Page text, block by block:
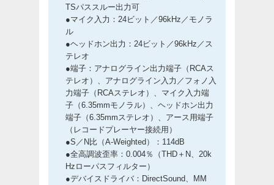
TSパススルー出力可
●マイク入力：24ビット／96kHz／モノラ
ル
●ヘッドホン出力：24ビット／96kHz／ス
テレオ
●端子：アナログライン出力端子（RCAス
テレオ）、アナログライン入力／フォノ入
力端子（RCAステレオ）、マイク入力端
子（6.35mmモノラル）、ヘッドホン出力
端子（6.35mmステレオ）、アース用端子
（レコードプレーヤー接続用）
●S／N比（A-Weighted）：114dB
●全高調波歪率：0.004％（THD＋N、20k
Hzローパスフィルター）
●デバイスドライバ：DirectSound、MM